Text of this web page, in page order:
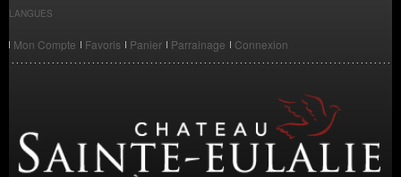
LANGUES
Mon Compte Favoris Panier Parrainage Connexion